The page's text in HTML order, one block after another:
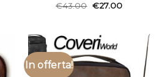
€43.00 €27.00
In offerta!